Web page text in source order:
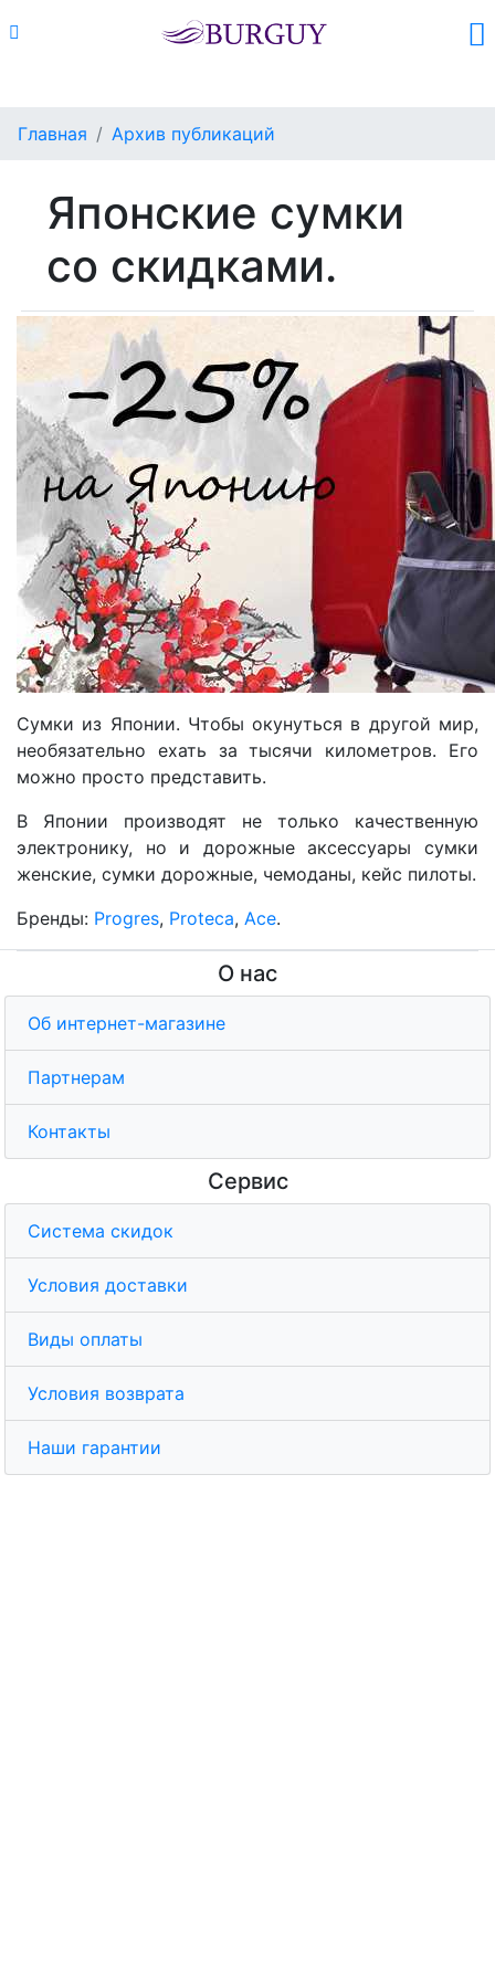
Главная Архив публикаций
Японские сумки
со скидками.
Сумки из Японии. Чтобы окунуться в другой мир,
необязательно ехать за тысячи километров. Его
можно просто представить.
В Японии производят не только качественную
электронику, но и дорожные аксессуары сумки
женские, сумки дорожные, чемоданы, кейс пилоты.
Бренды: Progres, Proteca, Ace.
О нас
Об интернет-магазине
Партнерам
Контакты
Сервис
Система скидок
Условия доставки
Виды оплаты
Условия возврата
Наши гарантии